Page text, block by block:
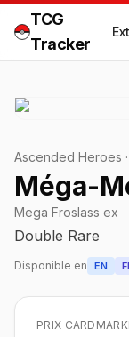
TCG
Tracker
Ascended Heroes ·
Méga-
Mega Froslass ex
Double Rare
Disponible en EN
PRIX